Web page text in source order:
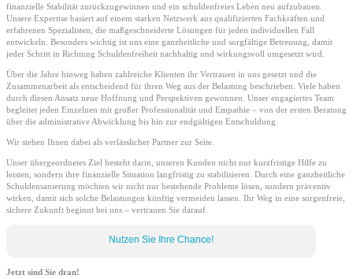
finanzielle Stabilität zurückzugewinnen und ein schuldenfreies Leben neu aufzubauen.
Unsere Expertise basiert auf einem starken Netzwerk aus qualifizierten Fachkräften und
erfahrenen Spezialisten, die maßgeschneiderte Lösungen für jeden individuellen Fall
entwickeln. Besonders wichtig ist uns eine ganzheitliche und sorgfältige Betreuung, damit
jeder Schritt in Richtung Schuldenfreiheit nachhaltig und wirkungsvoll umgesetzt wird.
Über die Jahre hinweg haben zahlreiche Klienten ihr Vertrauen in uns gesetzt und die
Zusammenarbeit als entscheidend für ihren Weg aus der Belastung beschrieben. Viele haben
durch diesen Ansatz neue Hoffnung und Perspektiven gewonnen. Unser engagiertes Team
begleitet jeden Einzelnen mit großer Professionalität und Empathie – von der ersten Beratung
über die administrative Abwicklung bis hin zur endgültigen Entschuldung.
Wir stehen Ihnen dabei als verlässlicher Partner zur Seite.
Unser übergeordnetes Ziel besteht darin, unseren Kunden nicht nur kurzfristige Hilfe zu
leisten, sondern ihre finanzielle Situation langfristig zu stabilisieren. Durch eine ganzheitliche
Schuldensanierung möchten wir nicht nur bestehende Probleme lösen, sondern präventiv
wirken, damit sich solche Belastungen künftig vermeiden lassen. Ihr Weg in eine sorgenfreie,
sichere Zukunft beginnt bei uns – vertrauen Sie darauf.
Nutzen Sie Ihre Chance!
Jetzt sind Sie dran!